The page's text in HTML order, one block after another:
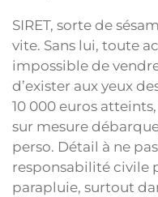
SIRET, sorte de
vite. Sans lui, toute
impossible de
d’exister aux yeux
10 000 euros
sur mesure
perso. Détail à ne
responsabilité civile
parapluie, surtout